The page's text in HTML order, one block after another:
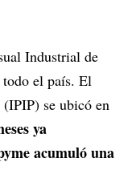
Industrial de
el país. El
se ubicó en
ya
acumuló una